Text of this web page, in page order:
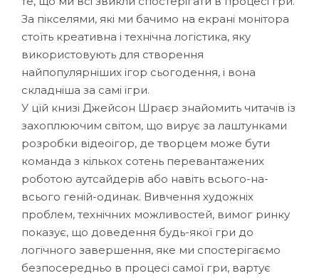
За пікселями, які ми бачимо на екрані монітора
стоїть креативна і технічна логістика, яку
використовують для створення
найпопулярніших ігор сьогодення, і вона
складніша за самі ігри.
У цїй книзі Джейсон Шраєр знайомить читачів із
захоплюючим світом, що вирує за лаштунками
розробки відеоігор, де творцем може бути
команда з кількох сотень перевантажених
роботою аутсайдерів або навіть всього-на-
всього геній-одинак. Вивчення художніх
проблем, технічних можливостей, вимог ринку
показує, що доведення будь-якої гри до
логічного завершення, яке ми спостерігаємо
безпосередньо в процесі самої гри, вартує